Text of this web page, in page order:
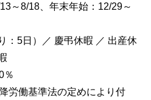
～8/18、年末年始：12/29～
：5日）／ 慶弔休暇 ／ 出産休
％
労働基準法の定めにより付